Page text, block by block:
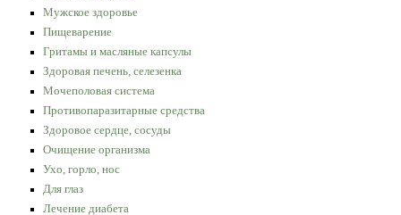
Мужское здоровье
Пищеварение
Гритамы и масляные капсулы
Здоровая печень, селезенка
Мочеполовая система
Противопаразитарные средства
Здоровое сердце, сосуды
Очищение организма
Ухо, горло, нос
Для глаз
Лечение диабета